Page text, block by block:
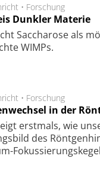
• Forschung
Dunkler Materie
Saccha­ro­se als
WIMPs.
• Forschung
in der
erst­mals, wie
des